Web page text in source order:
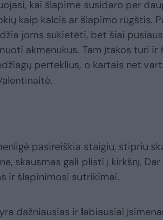
kai šlapime susidaro per
kaip kalcis ar šlapimo rūgštis.
joms sukietėti, bet šiai
akmenukus. Tam įtakos turi ir
perteklius, o kartais net
pasireiškia staigiu, stipriu
skausmas gali plisti į kirkšnį.
ir šlapinimosi sutrikimai.
dažniausias ir labiausiai